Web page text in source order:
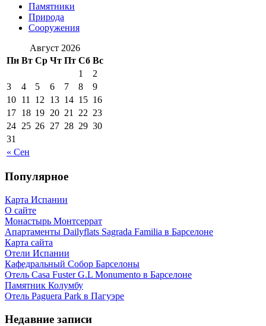
Памятники
Природа
Сооружения
Август 2026
Пн Вт Ср Чт Пт Сб Вс
« Сен
1
2
3
4 5 6 7 8
9
10 11 12 13 14 15 16
17 18 19 20 21 22 23
24 25 26 27 28 29 30
31
Популярное
Карта Испании
О сайте
Монастырь Монтсеррат
Апартаменты Dailyflats Sagrada Familia в Барселоне
Карта сайта
Отели Испании
Кафeдрaльный Собор Барселоны
Отель Casa Fuster G.L Monumento в Барселоне
Пaмятник Колумбу
Отель Paguera Park в Пагуэре
Недавние записи